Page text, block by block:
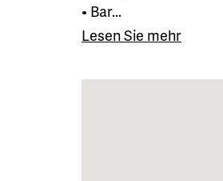
• Bar...
Lesen Sie mehr